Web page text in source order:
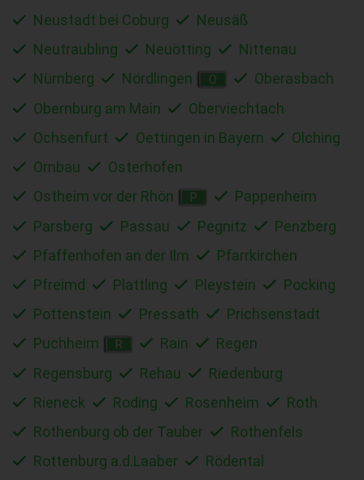
Neustadt bei Coburg
Neusäß
Neutraubling
Neuötting
Nittenau
Nürnberg
Nördlingen O
Oberasbach
Obernburg am Main
Oberviechtach
Ochsenfurt
Oettingen in Bayern
Olching
Ornbau
Osterhofen
Ostheim vor der Rhön
P
Pappenheim
Parsberg
Passau Pegnitz
Penzberg
Pfaffenhofen an der Ilm
Pfarrkirchen
Pfreimd
Plattling Pleystein
Pocking
Pottenstein
Pressath
Prichsenstadt
Puchheim
R Rain
Regen
Regensburg
Rehau
Riedenburg
Rieneck
Roding Rosenheim
Roth
Rothenburg ob der Tauber
Rothenfels
Rottenburg a.d.Laaber
Rödental